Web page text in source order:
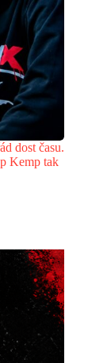
dost času.
Kemp tak